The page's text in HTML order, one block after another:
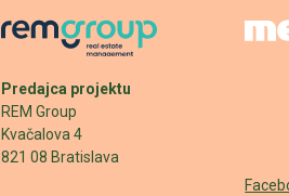
Predajca projektu
REM Group
Kvačalova 4
821 08 Bratislava